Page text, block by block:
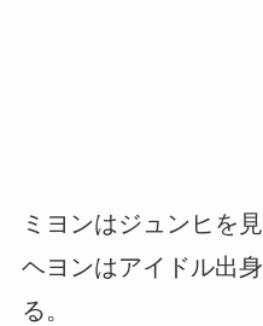
ミヨンはジュンヒを見
ヘヨンはアイドル出
る。